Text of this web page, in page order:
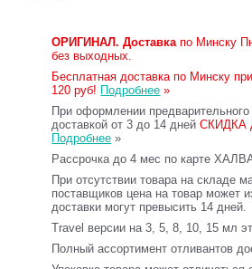
ОРИГИНАЛ. Доставкапо Минску
без выходных.
Бесплатная доставка по Минску
120 руб! Подробнее »
При оформлении предварительного
доставкой от 3 до 14 днейСКИДКА
Подробнее »
Рассрочка до 4 мес по карте
При отсутствии товара на складе
поставщиков цена на товар может
доставки могут превысить 14 дней.
Travel версии на 3, 5, 8, 10, 15 мл
Полный ассортимент отливантов